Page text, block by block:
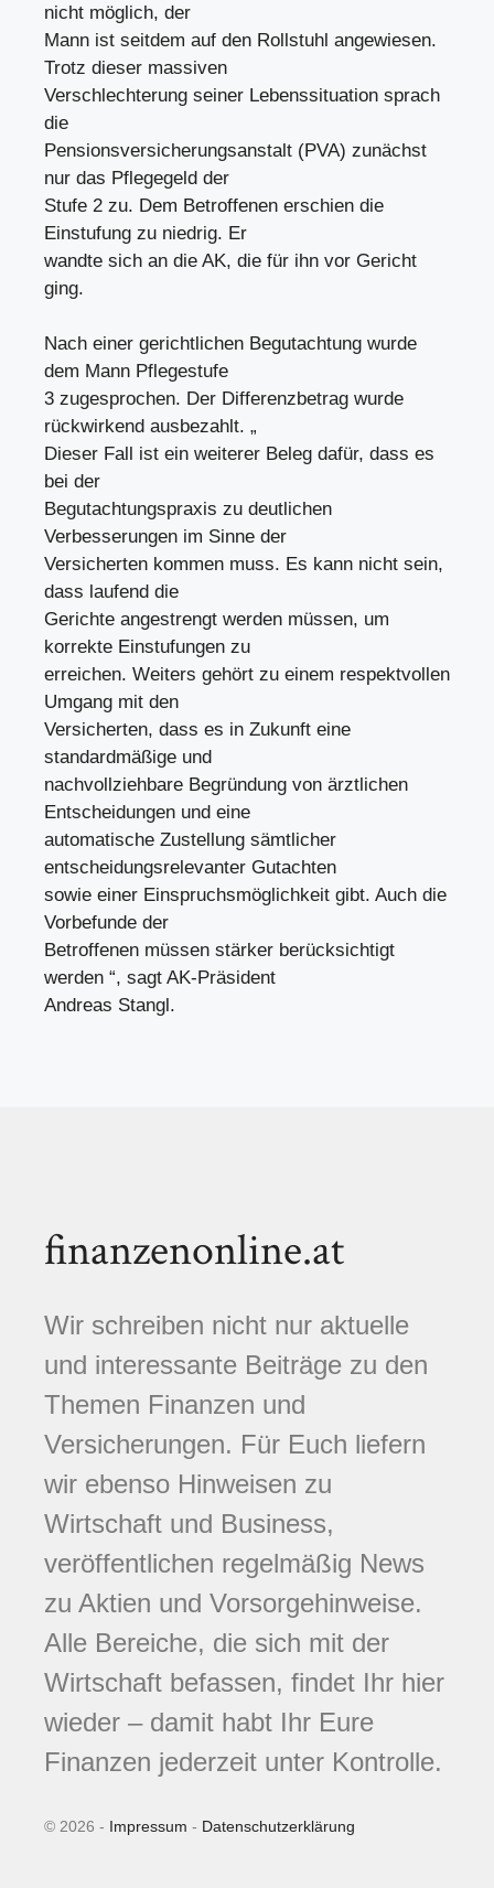
nicht möglich, der
Mann ist seitdem auf den Rollstuhl angewiesen.
Trotz dieser massiven
Verschlechterung seiner Lebenssituation sprach
die
Pensionsversicherungsanstalt (PVA) zunächst
nur das Pflegegeld der
Stufe 2 zu. Dem Betroffenen erschien die
Einstufung zu niedrig. Er
wandte sich an die AK, die für ihn vor Gericht
ging.
Nach einer gerichtlichen Begutachtung wurde
dem Mann Pflegestufe
3 zugesprochen. Der Differenzbetrag wurde
rückwirkend ausbezahlt. „
Dieser Fall ist ein weiterer Beleg dafür, dass es
bei der
Begutachtungspraxis zu deutlichen
Verbesserungen im Sinne der
Versicherten kommen muss. Es kann nicht sein,
dass laufend die
Gerichte angestrengt werden müssen, um
korrekte Einstufungen zu
erreichen. Weiters gehört zu einem respektvollen
Umgang mit den
Versicherten, dass es in Zukunft eine
standardmäßige und
nachvollziehbare Begründung von ärztlichen
Entscheidungen und eine
automatische Zustellung sämtlicher
entscheidungsrelevanter Gutachten
sowie einer Einspruchsmöglichkeit gibt. Auch die
Vorbefunde der
Betroffenen müssen stärker berücksichtigt
werden “, sagt AK-Präsident
Andreas Stangl.
finanzenonline.at
Wir schreiben nicht nur aktuelle
und interessante Beiträge zu den
Themen Finanzen und
Versicherungen. Für Euch liefern
wir ebenso Hinweisen zu
Wirtschaft und Business,
veröffentlichen regelmäßig News
zu Aktien und Vorsorgehinweise.
Alle Bereiche, die sich mit der
Wirtschaft befassen, findet Ihr hier
wieder – damit habt Ihr Eure
Finanzen jederzeit unter Kontrolle.
© 2026 - Impressum - Datenschutzerklärung